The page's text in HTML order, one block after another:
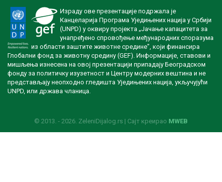
Израду ове презентације подржала је
Канцеларија Програма Уједињених нација у Србији
(UNPD) у оквиру пројекта „Јачање капацитета за
унапређено спровођење међународних споразума
из области заштите животне средине”, који финансира
Глобални фонд за животну средину (GEF). Информације, ставови и
мишљења изнесена на овој презентацији припадају Београдском
фонду за политичку изузетност и Центру модерних вештина и не
представљају неопходно гледишта Уједињених нација, укључујући
UNPD, или држава чланица.
© 2013. - 2026. ZeleniDijalog.rs | Сајт креирао MWEB